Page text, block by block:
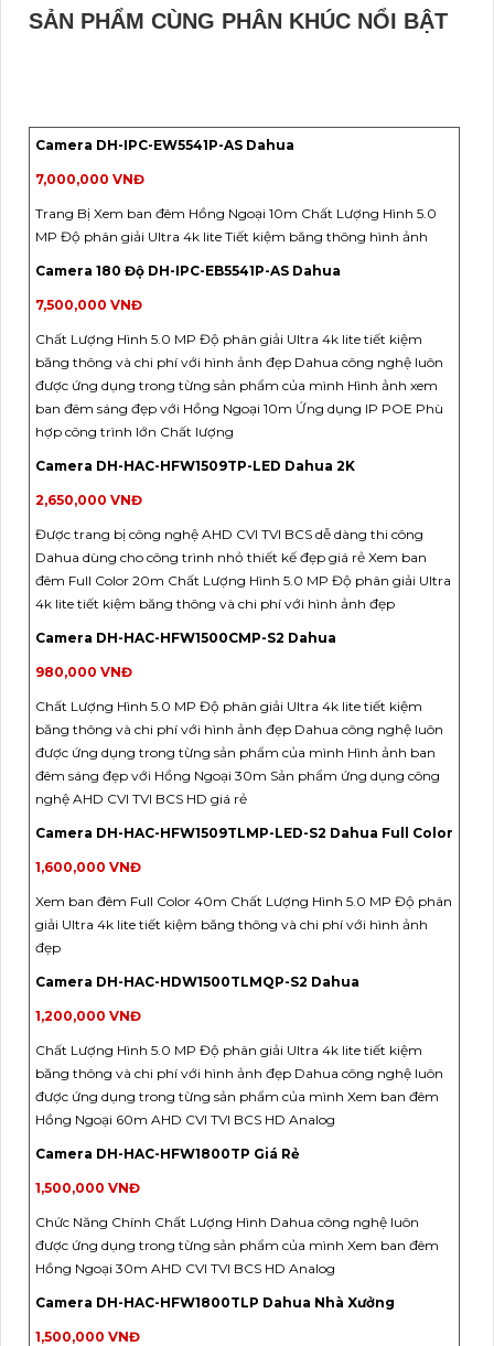
SẢN PHẨM CÙNG PHÂN KHÚC NỔI BẬT
Camera DH-IPC-EW5541P-AS Dahua
7,000,000 VNĐ
Trang Bị Xem ban đêm Hồng Ngoại 10m Chất Lượng Hình 5.0
MP Độ phân giải Ultra 4k lite Tiết kiệm băng thông hình ảnh
Camera 180 Độ DH-IPC-EB5541P-AS Dahua
7,500,000 VNĐ
Chất Lượng Hình 5.0 MP Độ phân giải Ultra 4k lite tiết kiệm
băng thông và chi phí với hình ảnh đẹp Dahua công nghệ luôn
được ứng dụng trong từng sản phẩm của mình Hình ảnh xem
ban đêm sáng đẹp với Hồng Ngoại 10m Ứng dụng IP POE Phù
hợp công trình lớn Chất lượng
Camera DH-HAC-HFW1509TP-LED Dahua 2K
2,650,000 VNĐ
Được trang bị công nghệ AHD CVI TVI BCS dễ dàng thi công
Dahua dùng cho công trình nhỏ thiết kế đẹp giá rẻ Xem ban
đêm Full Color 20m Chất Lượng Hình 5.0 MP Độ phân giải Ultra
4k lite tiết kiệm băng thông và chi phí với hình ảnh đẹp
Camera DH-HAC-HFW1500CMP-S2 Dahua
980,000 VNĐ
Chất Lượng Hình 5.0 MP Độ phân giải Ultra 4k lite tiết kiệm
băng thông và chi phí với hình ảnh đẹp Dahua công nghệ luôn
được ứng dụng trong từng sản phẩm của mình Hình ảnh ban
đêm sáng đẹp với Hồng Ngoại 30m Sản phẩm ứng dụng công
nghệ AHD CVI TVI BCS HD giá rẻ
Camera DH-HAC-HFW1509TLMP-LED-S2 Dahua Full Color
1,600,000 VNĐ
Xem ban đêm Full Color 40m Chất Lượng Hình 5.0 MP Độ phân
giải Ultra 4k lite tiết kiệm băng thông và chi phí với hình ảnh
đẹp
Camera DH-HAC-HDW1500TLMQP-S2 Dahua
1,200,000 VNĐ
Chất Lượng Hình 5.0 MP Độ phân giải Ultra 4k lite tiết kiệm
băng thông và chi phí với hình ảnh đẹp Dahua công nghệ luôn
được ứng dụng trong từng sản phẩm của mình Xem ban đêm
Hồng Ngoại 60m AHD CVI TVI BCS HD Analog
Camera DH-HAC-HFW1800TP Giá Rẻ
1,500,000 VNĐ
Chức Năng Chính Chất Lượng Hình Dahua công nghệ luôn
được ứng dụng trong từng sản phẩm của mình Xem ban đêm
Hồng Ngoại 30m AHD CVI TVI BCS HD Analog
Camera DH-HAC-HFW1800TLP Dahua Nhà Xưởng
1,500,000 VNĐ